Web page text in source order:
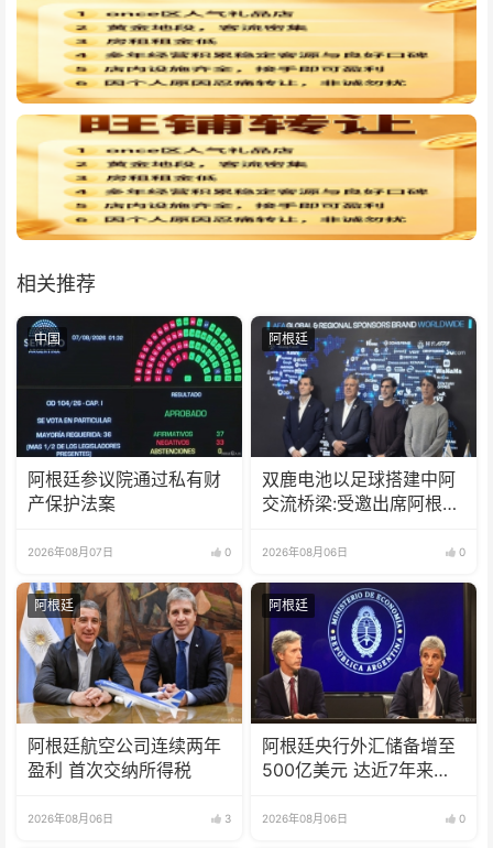
相关推荐
中国
阿根廷参议院通过私有财
产保护法案
2026年08月07日 0
阿根廷
双鹿电池以足球搭建中阿
交流桥梁:受邀出席阿根廷
2026年08月06日 0
阿根廷
阿根廷航空公司连续两年
盈利 首次交纳所得税
2026年08月06日 3
阿根廷
阿根廷央行外汇储备增至
500亿美元 达近7年来最
2026年08月06日 0